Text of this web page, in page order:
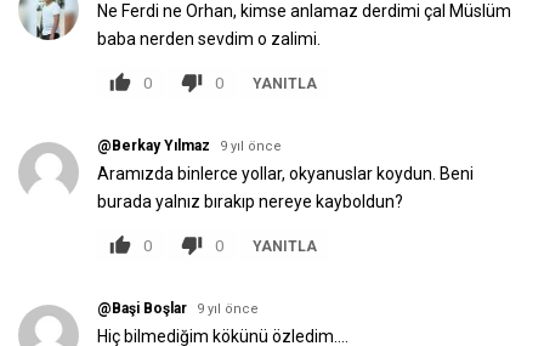
Ne Ferdi ne Orhan, kimse anlamaz derdimi çal Müslüm
baba nerden sevdim o zalimi.
0 0 YANITLA
@Berkay Yılmaz 9 yıl önce
Aramızda binlerce yollar, okyanuslar koydun. Beni
burada yalnız bırakıp nereye kayboldun?
0 0 YANITLA
@Başi Boşlar 9 yıl önce
Hiç bilmediğim kökünü özledim....